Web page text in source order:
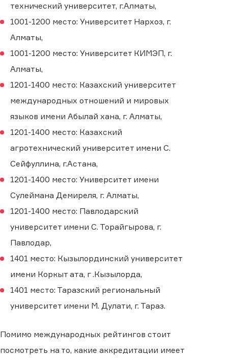
технический университет, г.Алматы,
1001-1200 место: Университет Нархоз, г.
Алматы,
1001-1200 место: Университет КИМЭП, г.
Алматы,
1201-1400 место: Казахский университет
международных отношений и мировых
языков имени Абылай хана, г. Алматы,
1201-1400 место: Казахский
агротехнический университет имени С.
Сейфуллина, г.Астана,
1201-1400 место: Университет имени
Сулеймана Демиреля, г. Алматы,
1201-1400 место: Павлодарский
университет имени С. Торайгырова, г.
Павлодар,
1401 место: Кызылординский университет
имени Коркыт ата, г .Кызылорда,
1401 место: Таразский региональный
университет имени М. Дулати, г. Тараз.
Помимо международных рейтингов стоит
посмотреть на то, какие аккредитации имеет